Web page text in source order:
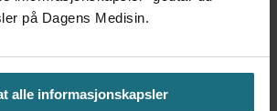
på Dagens Medisin.
alle informasjonskapsler